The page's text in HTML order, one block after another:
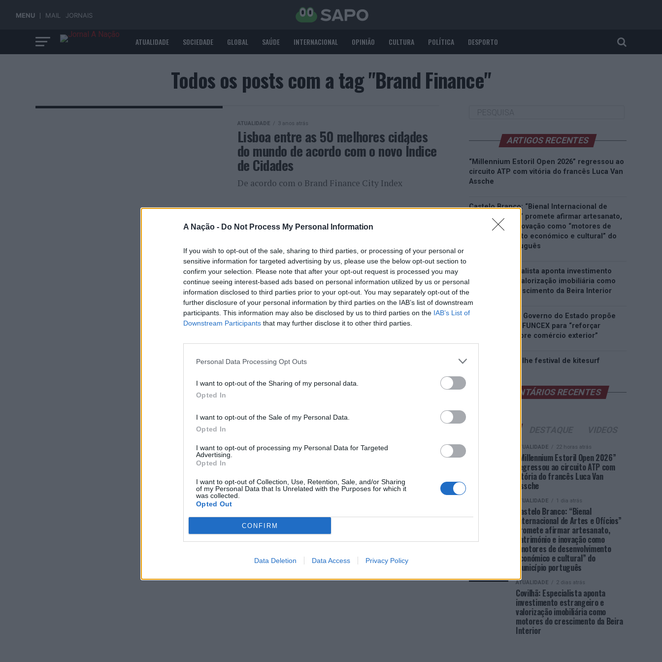
A Nação - Do Not Process My Personal Information
If you wish to opt-out of the sale, sharing to third parties, or processing of your personal or
sensitive information for targeted advertising by us, please use the below opt-out section to
confirm your selection. Please note that after your opt-out request is processed you may
continue seeing interest-based ads based on personal information utilized by us or personal
information disclosed to third parties prior to your opt-out. You may separately opt-out of the
further disclosure of your personal information by third parties on the IAB’s list of downstream
participants. This information may also be disclosed by us to third parties on the IAB’s List of
Downstream Participants that may further disclose it to other third parties.
Personal Data Processing Opt Outs
I want to opt-out of the Sharing of my personal data.
Opted In
I want to opt-out of the Sale of my Personal Data.
Opted In
I want to opt-out of processing my Personal Data for Targeted
Advertising.
Opted In
I want to opt-out of Collection, Use, Retention, Sale, and/or Sharing
of my Personal Data that Is Unrelated with the Purposes for which it
was collected.
Opted Out
CONFIRM
Data Deletion Data Access Privacy Policy
MENU MAIL JORNAIS
ATUALIDADE SOCIEDADE GLOBAL SAÚDE INTERNACIONAL OPINIÃO CULTURA POLÍTICA DESPORTO
Todos os posts com a tag "Brand Finance"
ATUALIDADE 3 anos atrás
Lisboa entre as 50 melhores cidades
do mundo de acordo com o novo Índice
de Cidades
De acordo com o Brand Finance City Index
ARTIGOS RECENTES
“Millennium Estoril Open 2026” regressou ao
circuito ATP com vitória do francês Luca Van
Assche
Castelo Branco: “Bienal Internacional de
Artes e Ofícios” promete afirmar artesanato,
património e inovação como “motores de
desenvolvimento económico e cultural” do
município português
Covilhã: Especialista aponta investimento
estrangeiro e valorização imobiliária como
motores do crescimento da Beira Interior
Rio de Janeiro: Governo do Estado propõe
parceria com a FUNCEX para “reforçar
inteligência sobre comércio exterior”
Esposende acolhe festival de kitesurf
COMENTÁRIOS RECENTES
ATUALIDADE 22 horas atrás
“Millennium Estoril Open 2026”
regressou ao circuito ATP com
vitória do francês Luca Van
Assche
ATUALIDADE 1 dia atrás
Castelo Branco: “Bienal
Internacional de Artes e Ofícios”
promete afirmar artesanato,
património e inovação como
“motores de desenvolvimento
económico e cultural” do
município português
ATUALIDADE 2 dias atrás
Covilhã: Especialista aponta
investimento estrangeiro e
valorização imobiliária como
motores do crescimento da Beira
Interior